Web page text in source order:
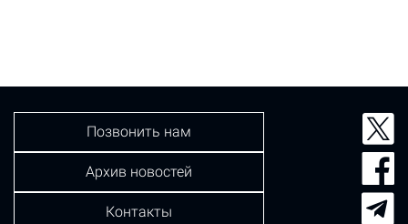
Позвонить нам
Архив новостей
Контакты